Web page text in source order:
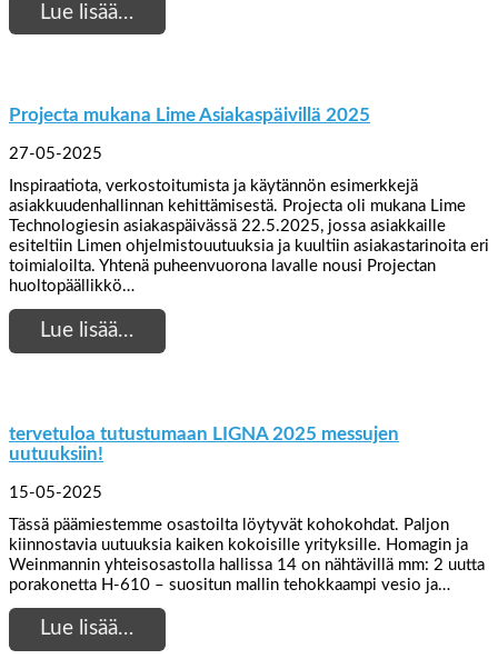
Lue lisää…
Projecta mukana Lime Asiakaspäivillä 2025
27-05-2025
Inspiraatiota, verkostoitumista ja käytännön esimerkkejä
asiakkuudenhallinnan kehittämisestä. Projecta oli mukana Lime
Technologiesin asiakaspäivässä 22.5.2025, jossa asiakkaille
esiteltiin Limen ohjelmistouutuuksia ja kuultiin asiakastarinoita eri
toimialoilta. Yhtenä puheenvuorona lavalle nousi Projectan
huoltopäällikkö…
Lue lisää…
tervetuloa tutustumaan LIGNA 2025 messujen
uutuuksiin!
15-05-2025
Tässä päämiestemme osastoilta löytyvät kohokohdat. Paljon
kiinnostavia uutuuksia kaiken kokoisille yrityksille. Homagin ja
Weinmannin yhteisosastolla hallissa 14 on nähtävillä mm: 2 uutta
porakonetta H-610 – suositun mallin tehokkaampi vesio ja…
Lue lisää…